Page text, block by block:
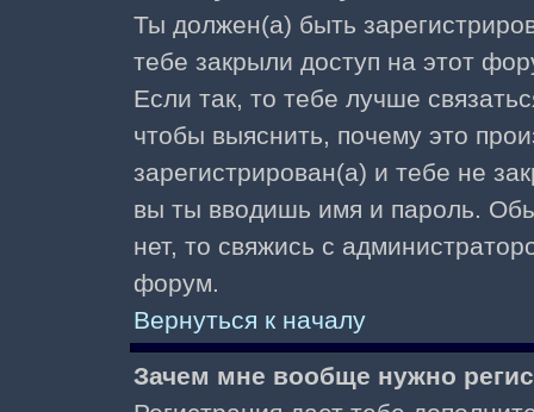
Ты должен(а) быть
тебе закрыли доступ на этот
Если так, то тебе лучше
чтобы выяснить, почему это
зарегистрирован(а) и тебе не
вы ты вводишь имя и пароль.
нет, то свяжись с
форум.
Вернуться к началу
Зачем мне вообще нужно